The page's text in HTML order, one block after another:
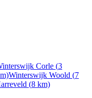
Corle (3
Winterswijk Woold (7
(8 km)